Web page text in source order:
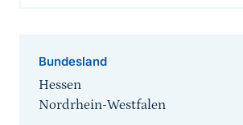
Bundesland
Hessen
Nordrhein-Westfalen